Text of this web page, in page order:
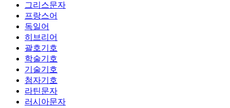
그리스문자
프랑스어
독일어
히브리어
괄호기호
학술기호
기술기호
첨자기호
라틴문자
러시아문자